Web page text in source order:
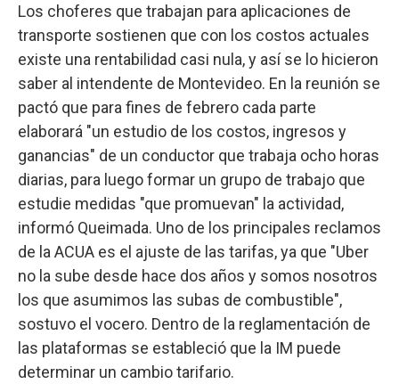
Los choferes que trabajan para aplicaciones de
transporte sostienen que con los costos actuales
existe una rentabilidad casi nula, y así se lo hicieron
saber al intendente de Montevideo. En la reunión se
pactó que para fines de febrero cada parte
elaborará "un estudio de los costos, ingresos y
ganancias" de un conductor que trabaja ocho horas
diarias, para luego formar un grupo de trabajo que
estudie medidas "que promuevan" la actividad,
informó Queimada. Uno de los principales reclamos
de la ACUA es el ajuste de las tarifas, ya que "Uber
no la sube desde hace dos años y somos nosotros
los que asumimos las subas de combustible",
sostuvo el vocero. Dentro de la reglamentación de
las plataformas se estableció que la IM puede
determinar un cambio tarifario.